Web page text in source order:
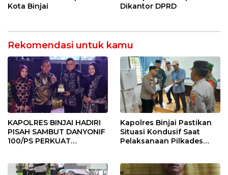
Kota Binjai
Dikantor DPRD
Rekomendasi untuk kamu
KAPOLRES BINJAI HADIRI
PISAH SAMBUT DANYONIF
100/PS PERKUAT
Kapolres Binjai Pastikan
Situasi Kondusif Saat
Pelaksanaan Pilkades